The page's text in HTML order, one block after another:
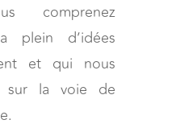
comprenez
plein d’idées
et qui nous
sur la voie de